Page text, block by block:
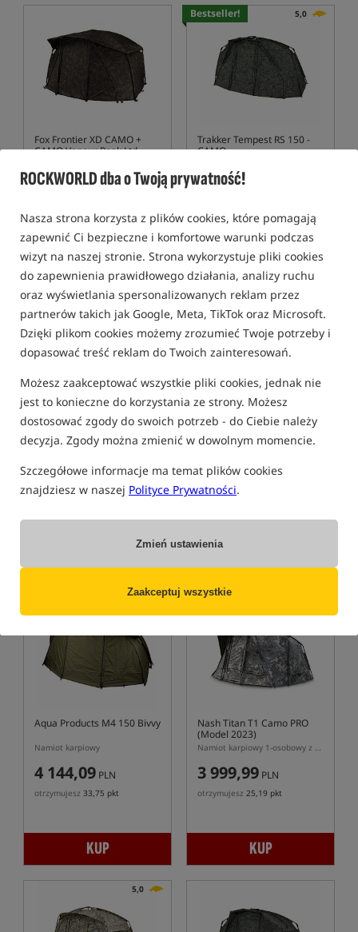
ROCKWORLD dba o Twoją prywatność!
Nasza strona korzysta z plików cookies, które pomagają
zapewnić Ci bezpieczne i komfortowe warunki podczas
wizyt na naszej stronie. Strona wykorzystuje pliki cookies
do zapewnienia prawidłowego działania, analizy ruchu
oraz wyświetlania spersonalizowanych reklam przez
partnerów takich jak Google, Meta, TikTok oraz Microsoft.
Dzięki plikom cookies możemy zrozumieć Twoje potrzeby i
dopasować treść reklam do Twoich zainteresowań.
Możesz zaakceptować wszystkie pliki cookies, jednak nie
jest to konieczne do korzystania ze strony. Możesz
dostosować zgody do swoich potrzeb - do Ciebie należy
decyzja. Zgody można zmienić w dowolnym momencie.
Szczegółowe informacje ma temat plików cookies
znajdziesz w naszej Polityce Prywatności.
Zmień ustawienia
Zaakceptuj wszystkie
Fox Frontier XD CAMO +
CAMO Vapour Peak Ltd
5 013,99
Min. cena z 30 dni przed
obniżką: 5013.99
KUP
Bestseller! 5,0
Trakker Tempest RS 150 -
CAMO
4 784,90
KUP
Bestseller!
Trakker Tempest RS 150
4 349,90
Bivvy
4 069,00
Aqua Products M4 150 Bivvy
Namiot karpiowy
4 144,09 PLN
otrzymujesz 33,75 pkt
KUP
Bestseller!
Nash Titan T1 Camo PRO
(Model 2023)
Namiot karpiowy 1-osobowy z kapsułą wewnętrzną
3 999,99 PLN
otrzymujesz 25,19 pkt
KUP
5,0